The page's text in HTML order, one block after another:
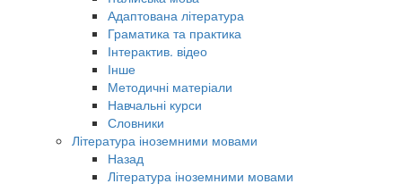
Адаптована література
Граматика та практика
Інтерактив. відео
Інше
Методичні матеріали
Навчальні курси
Словники
Література іноземними мовами
Назад
Література іноземними мовами